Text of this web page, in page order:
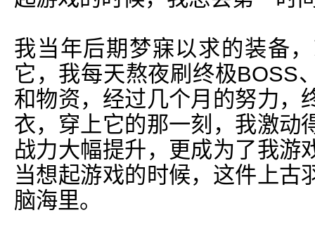
我当年后期梦寐以求的装备
它，我每天熬夜刷终极BOSS
和物资，经过几个月的努力，
衣，穿上它的那一刻，我激动
战力大幅提升，更成为了我游
当想起游戏的时候，这件上古
脑海里。